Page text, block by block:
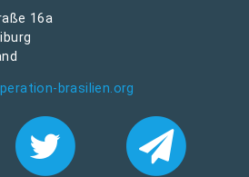
16a
brasilien.org